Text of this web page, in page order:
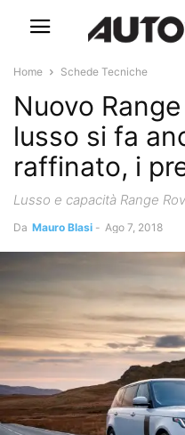
Home Schede Tecniche
Nuovo
lusso si fa
raffinato, i
Lusso e capacità Range
Da Mauro Blasi - Ago 7, 2018